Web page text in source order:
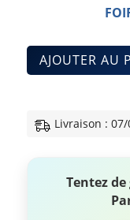
AJOUTER AU
Livraison :
Tentez